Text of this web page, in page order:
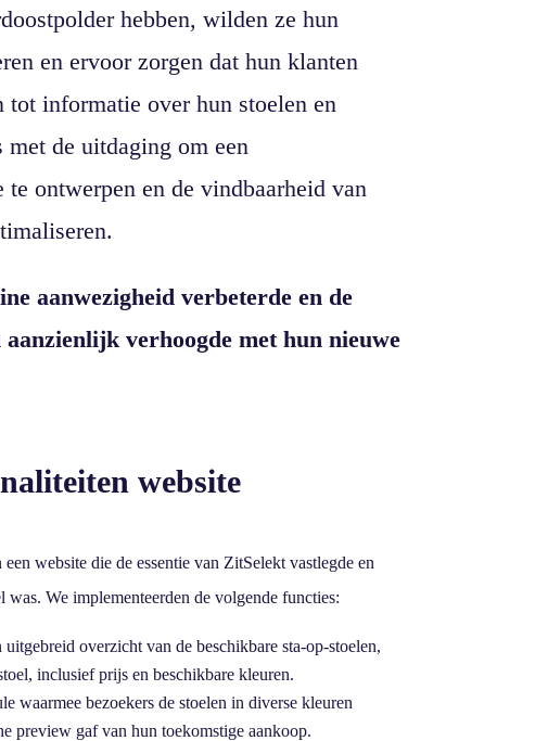
hebben, wilden ze hun
en ervoor zorgen dat hun klanten
tot informatie over hun stoelen en
met de uitdaging om een
ontwerpen en de vindbaarheid van
aanwezigheid verbeterde en de
verhoogde met hun nieuwe
website
website die de essentie van ZitSelekt vastlegde en
We implementeerden de volgende functies:
uitgebreid overzicht van de beschikbare sta-op-stoelen,
inclusief prijs en beschikbare kleuren.
waarmee bezoekers de stoelen in diverse kleuren
preview gaf van hun toekomstige aankoop.